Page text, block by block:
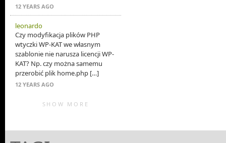
12 YEARS AGO
leonardo
Czy modyfikacja plików PHP
wtyczki WP-KAT we własnym
szablonie nie narusza licencji WP-
KAT? Np. czy można samemu
przerobić plik home.php […]
12 YEARS AGO
SHOW MORE